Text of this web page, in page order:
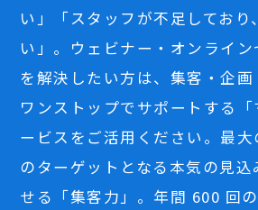
い」「スタッフが不足しており
い」。ウェビナー・オンライ
を解決したい方は、集客・企画
ワンストップでサポートする
ービスをご活用ください。最
のターゲットとなる本気の見込
せる「集客力」。年間 600 回